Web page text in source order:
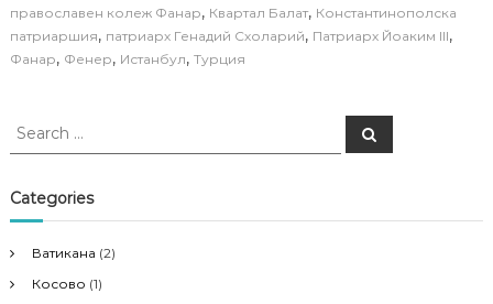
православен колеж Фанар, Квартал Балат, Константинополска
патриаршия, патриарх Генадий Схоларий, Патриарх Йоаким III,
Фанар, Фенер, Истанбул, Турция
S
r
c
f
o
S
e
Categories
Ватикана (2)
Косово (1)